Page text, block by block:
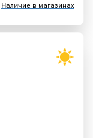
Наличие в магазинах